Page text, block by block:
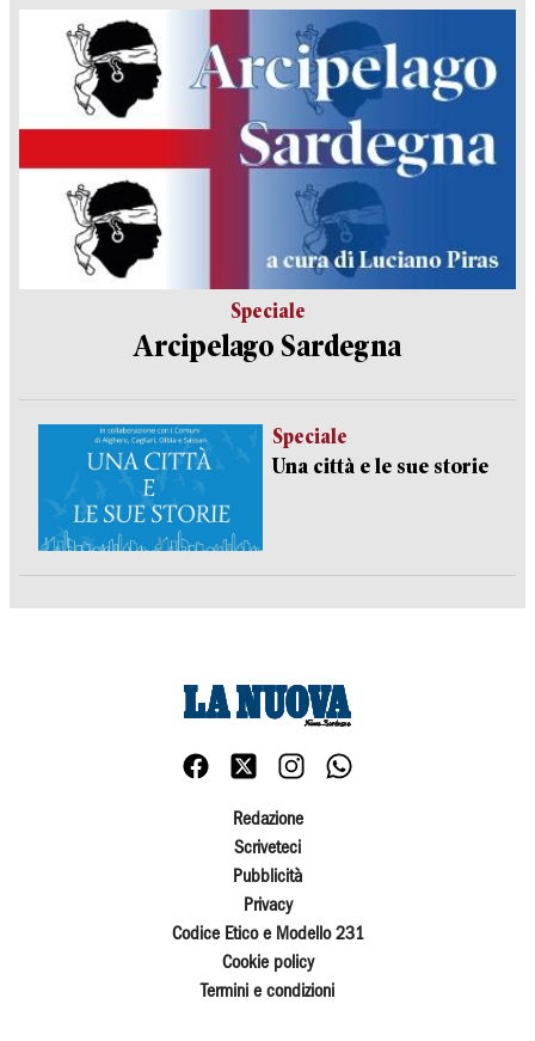
Speciale
Arcipelago Sardegna
Speciale
Una città e le sue storie
Redazione
Scriveteci
Pubblicità
Privacy
Codice Etico e Modello 231
Cookie policy
Termini e condizioni